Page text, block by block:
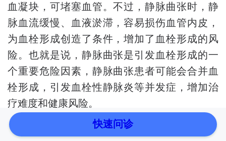
血凝块，可堵塞血管。不过，静脉曲张时，静
脉血流缓慢、血液淤滞，容易损伤血管内皮，
为血栓形成创造了条件，增加了血栓形成的风
险。也就是说，静脉曲张是引发血栓形成的一
个重要危险因素，静脉曲张患者可能会合并血
栓形成，引发血栓性静脉炎等并发症，增加治
疗难度和健康风险。
快速问诊